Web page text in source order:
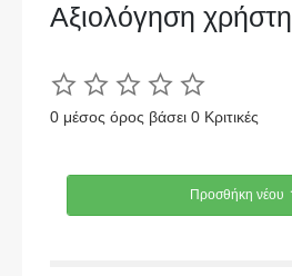
Αξιολόγηση χρήστη
0 μέσος όρος βάσει 0 Κριτικές
Προσθήκη νέου